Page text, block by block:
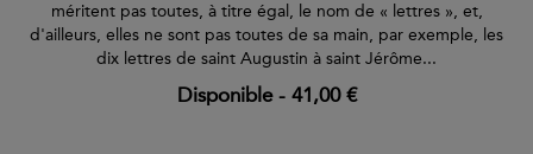
méritent pas toutes, à titre égal, le nom de « lettres », et,
d'ailleurs, elles ne sont pas toutes de sa main, par exemple, les
dix lettres de saint Augustin à saint Jérôme...
Disponible- 41,00 €